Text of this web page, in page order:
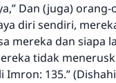
Dan (juga)
diri sendiri,
mereka dan siapa
tidak
Imron: 135.”